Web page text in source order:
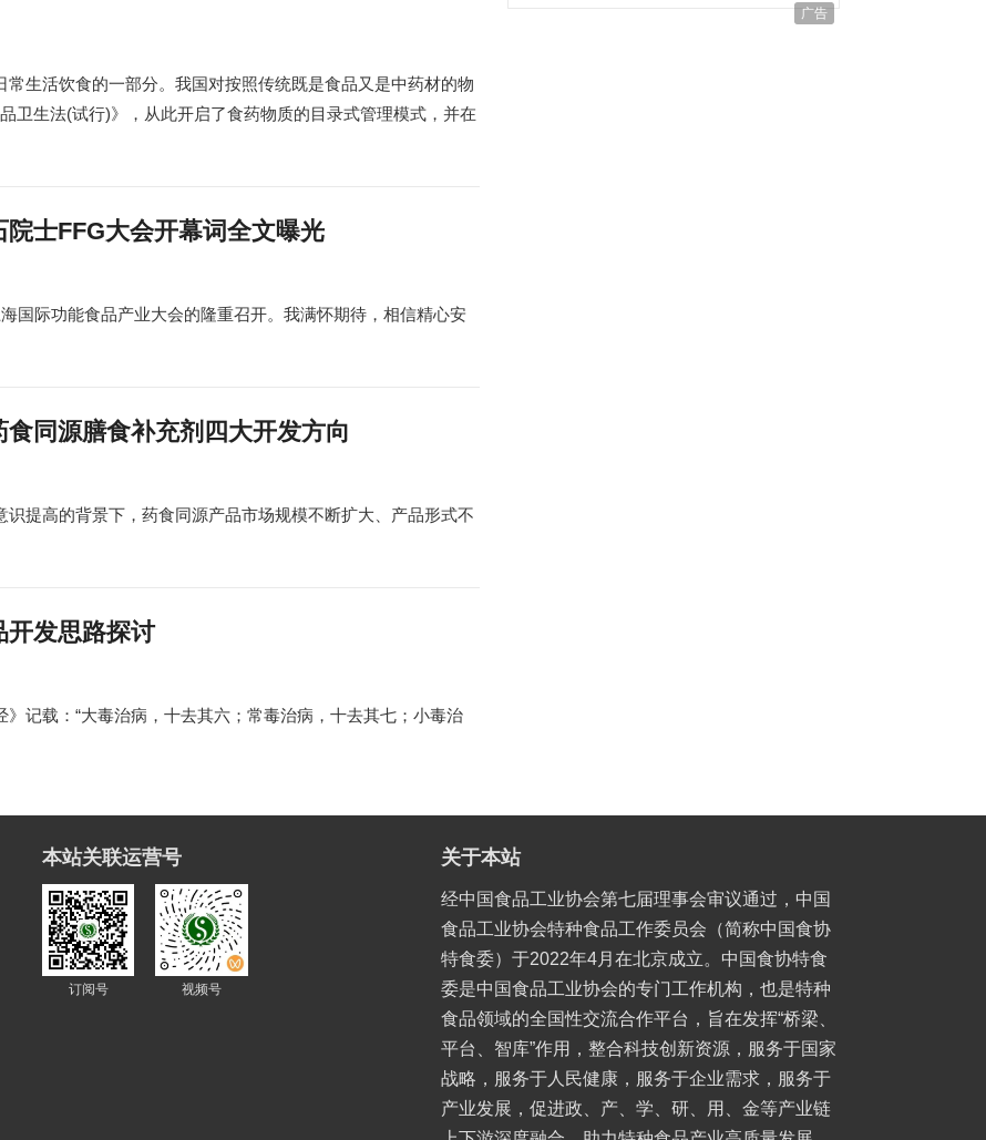
生活饮食的一部分。我国对按照传统既是食品又是中药材的物
卫生法(试行)》，从此开启了食药物质的目录式管理模式，并在
士FFG大会开幕词全文曝光
国际功能食品产业大会的隆重召开。我满怀期待，相信精心安
同源膳食补充剂四大开发方向
提高的背景下，药食同源产品市场规模不断扩大、产品形式不
开发思路探讨
记载：“大毒治病，十去其六；常毒治病，十去其七；小毒治
广告
本站关联运营号
订阅号 视频号
关于本站
经中国食品工业协会第七届理事会审议通过，中国
食品工业协会特种食品工作委员会（简称中国食协
特食委）于2022年4月在北京成立。中国食协特食
委是中国食品工业协会的专门工作机构，也是特种
食品领域的全国性交流合作平台，旨在发挥“桥梁、
平台、智库”作用，整合科技创新资源，服务于国家
战略，服务于人民健康，服务于企业需求，服务于
产业发展，促进政、产、学、研、用、金等产业链